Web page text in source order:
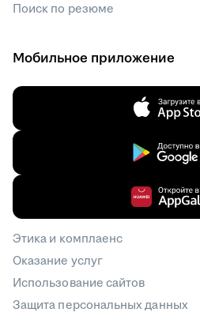
Поиск по резюме
Мобильное приложение
Этика и комплаенс
Оказание услуг
Использование сайтов
Защита персональных данных